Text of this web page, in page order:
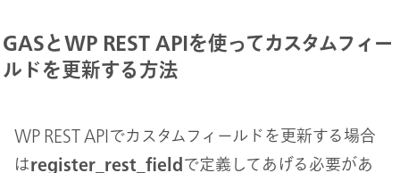
GASとWP REST APIを使ってカスタムフィー
ルドを更新する方法
WP REST APIでカスタムフィールドを更新する場合
はregister_rest_field で定義してあげる必要があ